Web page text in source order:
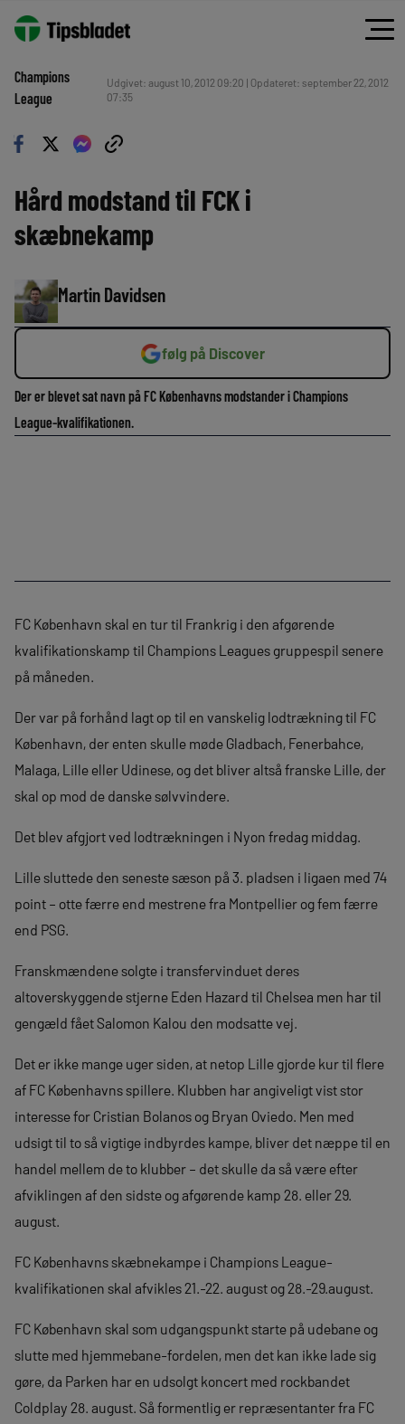
Champions
League
Udgivet: august 10, 2012 09:20 | Opdateret: september 22, 2012
07:35
Hård modstand til FCK i
skæbnekamp
Martin Davidsen
følg på Discover
Der er blevet sat navn på FC Københavns modstander i Champions
League-kvalifikationen.
FC København skal en tur til Frankrig i den afgørende
kvalifikationskamp til Champions Leagues gruppespil senere
på måneden.
Der var på forhånd lagt op til en vanskelig lodtrækning til FC
København, der enten skulle møde Gladbach, Fenerbahce,
Malaga, Lille eller Udinese, og det bliver altså franske Lille, der
skal op mod de danske sølvvindere.
Det blev afgjort ved lodtrækningen i Nyon fredag middag.
Lille sluttede den seneste sæson på 3. pladsen i ligaen med 74
point – otte færre end mestrene fra Montpellier og fem færre
end PSG.
Franskmændene solgte i transfervinduet deres
altoverskyggende stjerne Eden Hazard til Chelsea men har til
gengæld fået Salomon Kalou den modsatte vej.
Det er ikke mange uger siden, at netop Lille gjorde kur til flere
af FC Københavns spillere. Klubben har angiveligt vist stor
interesse for Cristian Bolanos og Bryan Oviedo. Men med
udsigt til to så vigtige indbyrdes kampe, bliver det næppe til en
handel mellem de to klubber – det skulle da så være efter
afviklingen af den sidste og afgørende kamp 28. eller 29.
august.
FC Københavns skæbnekampe i Champions League-
kvalifikationen skal afvikles 21.-22. august og 28.-29.august.
FC København skal som udgangspunkt starte på udebane og
slutte med hjemmebane-fordelen, men det kan ikke lade sig
gøre, da Parken har en udsolgt koncert med rockbandet
Coldplay 28. august. Så formentlig er repræsentanter fra FC